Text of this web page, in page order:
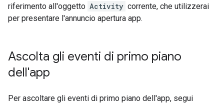
riferimento all'oggetto Activity corrente, che utilizzerai
per presentare l'annuncio apertura app.
Ascolta gli eventi di primo piano
dell'app
Per ascoltare gli eventi di primo piano dell'app, segui